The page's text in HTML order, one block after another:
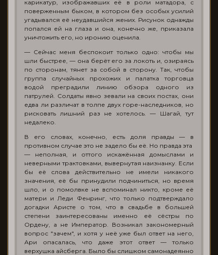
карикатур, изображавших её в роли матадора, с
поверженным быком, в котором без особых усилий
угадывался её неудавшийся жених. Рисунок однажды
попался ей на глаза и она, конечно же, приказала
уничтожить его, но иронию оценила.
— Сейчас меня беспокоит только одно: чтобы мы
шли быстрее, — она берёт его за локоть и, озираясь
по сторонам, тянет за собой в сторону. Так, чтобы
группа случайных прохожих и палатка торговца
водой преградили линию обзора одного из
патрулей. Солдаты явно зевали на своих постах, они
едва ли различат в толпе двух горе-наследников, но
рисковать лишний раз не хотелось. — Шагай, тут
недалеко.
В его словах, конечно, есть доля правды — в
противном случае это не задело бы её. Но правда эта
— неполная, и оттого искажённая домыслами и
неверными трактовками, вывернутая наизнанку. Если
бы её слова действительно не имели никакого
значения, её бы принудили подчиниться, но время
шло, и о помолвке не вспоминал никто, кроме её
матери и Леди Фенринг, что только подтверждало
догадки Аристе о том, что в свадьбе в большей
степени заинтересованы именно её сёстры по
Ордену, а не Император. Возникал закономерный
вопрос "зачем", и хотя у неё уже был ответ на него,
Ари опасалась, что даже этот ответ — только
верхушка айсберга. Было бы слишком самонадеянно